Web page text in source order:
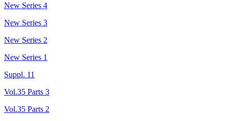
New Series 4
New Series 3
New Series 2
New Series 1
Suppl. 11
Vol.35 Parts 3
Vol.35 Parts 2